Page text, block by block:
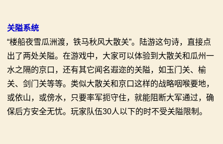
关隘系统
“楼船夜雪瓜洲渡，铁马秋风大散关”。陆游这句诗，直接点
出了两处关隘。在游戏中，大家可以体验到大散关和瓜州一
水之隔的京口，还有其它闻名遐迩的关隘，如玉门关、榆
关、剑门关等等。类似大散关和京口这样的战略咽喉要地，
或依山，或傍水，只要率军扼守住，就能阻断大军通过，确
保后方安全无忧。玩家队伍30人以下的时不受关隘限制。